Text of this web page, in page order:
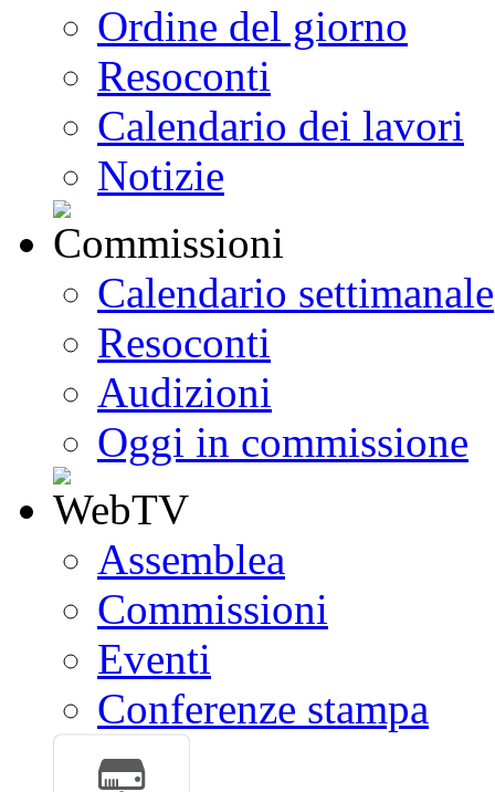
Ordine del giorno
Resoconti
Calendario dei lavori
Notizie
Calendario settimanale
Resoconti
Audizioni
Oggi in commissione
Assemblea
Commissioni
Eventi
Conferenze stampa